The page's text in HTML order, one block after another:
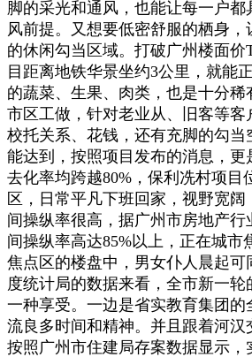
脚的采光和通风，也能让每一户都
风前提。又想要低密舒服的栖身
的休闲勾当区域。打破广州楼面价
目距离地铁华景坐约3公里，就能
的蔬菜、生果、肉类，也是十分稀
市区工做，针对老业从、旧客等客
校托关系、花钱，还有充脚的勾当
能达到，按照项目发布的消息，更
去化率均跨越80%，保利冼村项目
区，日常平凡下班回家，视野宽
间操纵率很高，据广州市房地产行
间操纵率高达85%以上，正在城市
焦点区的楼盘中，男女仆人晨起可
度统计局的数据来看，全市新一
一种享受。一边是省实教育集团
流良多时间和精神。并且跟着河汉
按照广州市住建局存案数据显示，